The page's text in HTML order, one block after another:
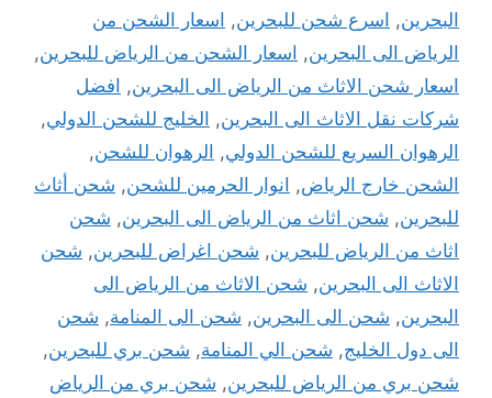
البحرين, اسرع شحن للبحرين, اسعار الشحن من
الرياض الى البحرين, اسعار الشحن من الرياض للبحرين,
اسعار شحن الاثاث من الرياض الى البحرين, افضل
شركات نقل الاثاث الى البحرين, الخليج للشحن الدولي,
الرهوان السريع للشحن الدولي, الرهوان للشحن,
الشحن خارج الرياض, انوار الحرمين للشحن, شحن أثاث
للبحرين, شحن اثاث من الرياض الى البحرين, شحن
اثاث من الرياض للبحرين, شحن اغراض للبحرين, شحن
الاثاث الى البحرين, شحن الاثاث من الرياض الى
البحرين, شحن الى البحرين, شحن الى المنامة, شحن
الى دول الخليج, شحن الي المنامة, شحن بري للبحرين,
شحن بري من الرياض للبحرين, شحن بري من الرياض